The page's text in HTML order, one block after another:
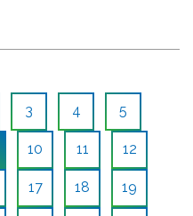
3 4 5
10 11 12
17 18 19